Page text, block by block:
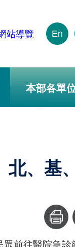
站導覽 En
本部各單
北、基
前往醫院急診